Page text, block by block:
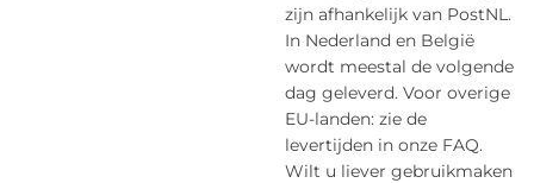
zijn afhankelijk van PostNL.
In Nederland en België
wordt meestal de volgende
dag geleverd. Voor overige
EU-landen: zie de
levertijden in onze FAQ.
Wilt u liever gebruikmaken